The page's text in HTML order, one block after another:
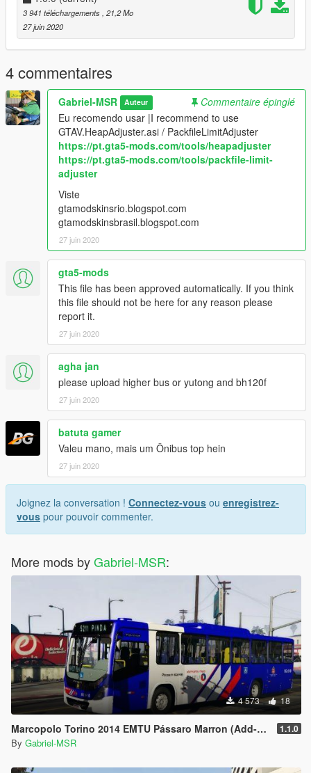
-Middle doors works
etc
*Installation instruction inside the file.
* Found problems? Warn me!
Enjoy!
Eu recomendo usar |I recommend to use
GTAV.HeapAdjuster.asi / PackfileLimitAdjuster
https://pt.gta5-mods.com/tools/heapadjuster
https://pt.gta5-mods.com/tools/packfile-limit-adjuster
3 941 téléchargements , 21,2 Mo
27 juin 2020
4 commentaires
Gabriel-MSR Auteur
Commentaire épinglé
Eu recomendo usar |I recommend to use
GTAV.HeapAdjuster.asi / PackfileLimitAdjuster
https://pt.gta5-mods.com/tools/heapadjuster
https://pt.gta5-mods.com/tools/packfile-limit-
adjuster
Viste
gtamodskinsrio.blogspot.com
gtamodskinsbrasil.blogspot.com
27 juin 2020
gta5-mods
This file has been approved automatically. If you think
this file should not be here for any reason please
report it.
27 juin 2020
agha jan
please upload higher bus or yutong and bh120f
27 juin 2020
batuta gamer
Valeu mano, mais um Ônibus top hein
27 juin 2020
Joignez la conversation ! Connectez-vous ou enregistrez-
vous pour pouvoir commenter.
More mods byGabriel-MSR:
4 573 18
Marcopolo Torino 2014 EMTU Pássaro Marron (Add-on | Livery) 1.1.0
By Gabriel-MSR